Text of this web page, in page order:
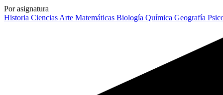
Por asignatura
Historia Ciencias Arte Matemáticas Biología Química Geografía